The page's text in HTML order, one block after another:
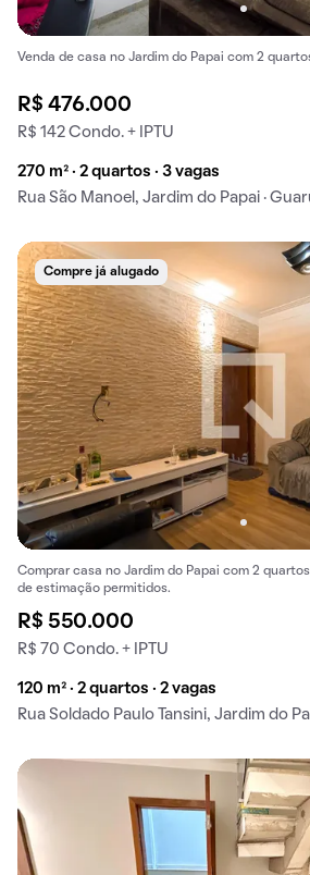
Venda de casa no Jardim do Papai com 2
R$ 476.000
R$ 142 Condo. + IPTU
270 m² · 2 quartos · 3 vagas
Rua São Manoel, Jardim do Papai ·
Compre já alugado
Comprar casa no Jardim do Papai com 2
de estimação permitidos.
R$ 550.000
R$ 70 Condo. + IPTU
120 m² · 2 quartos · 2 vagas
Rua Soldado Paulo Tansini, Jardim do